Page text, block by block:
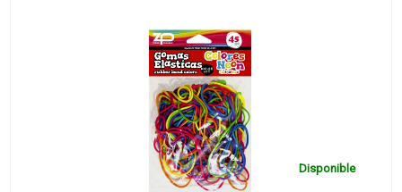
Disponible